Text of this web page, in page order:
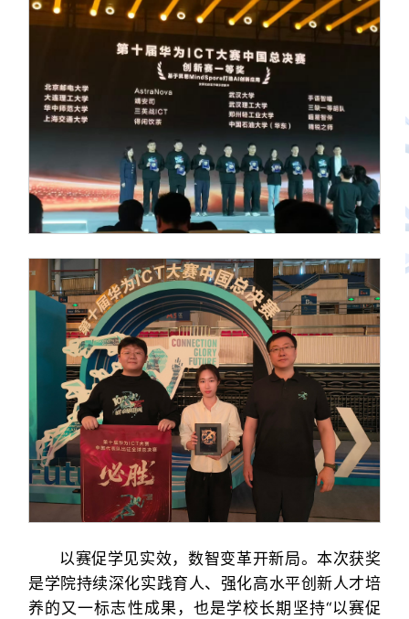
以赛促学见实效，数智变革开新局。本次获奖
是学院持续深化实践育人、强化高水平创新人才培
养的又一标志性成果，也是学校长期坚持“以赛促